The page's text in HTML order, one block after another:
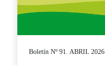
Boletín Nº 91. ABRIL 2026